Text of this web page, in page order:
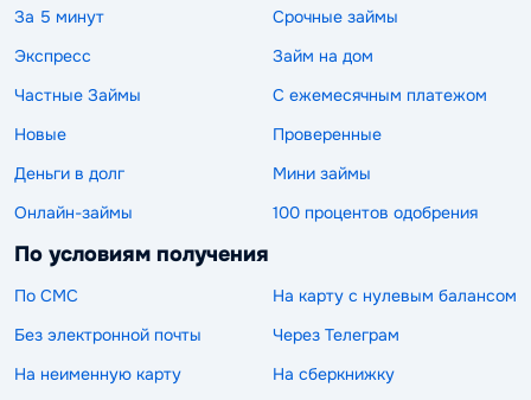
За 5 минут
Срочные займы
Экспресс
Займ на дом
Частные Займы
С ежемесячным платежом
Новые
Проверенные
Деньги в долг
Мини займы
Онлайн-займы
100 процентов одобрения
По условиям получения
По СМС
На карту с нулевым балансом
Без электронной почты
Через Телеграм
На неименную карту
На сберкнижку